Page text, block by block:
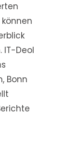
IT-Deol
Bonn